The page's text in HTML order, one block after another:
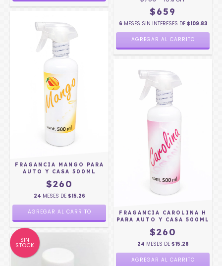
$659
6 MESES SIN INTERESES DE $109.83
AGREGAR AL CARRITO
FRAGANCIA MANGO PARA
AUTO Y CASA 500ML
$260
24 MESES DE $15.26
FRAGANCIA CAROLINA H
PARA AUTO Y CASA 500ML
$260
24 MESES DE $15.26
SIN
STOCK